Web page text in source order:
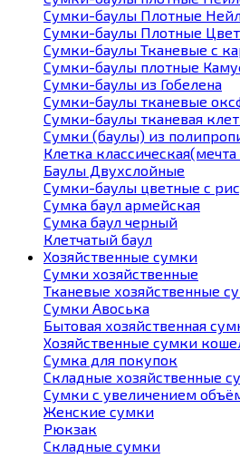
Сумки-баулы Плотные
Сумки-баулы Плотные
Сумки-баулы Тканевые с
Сумки-баулы плотные
Сумки-баулы из Гобелена
Сумки-баулы тканевые
Сумки-баулы тканевая
Сумки (баулы) из
Клетка классическая(мечта
Баулы Двухслойные
Сумки-баулы цветные с
Сумка баул армейская
Сумка баул черный
Клетчатый баул
Хозяйственные сумки
Сумки хозяйственные
Тканевые хозяйственные
Сумки Авоська
Бытовая хозяйственная
Хозяйственные сумки
Сумка для покупок
Складные хозяйственные
Сумки с увеличением
Женские сумки
Рюкзак
Складные сумки